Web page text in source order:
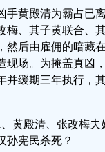
黄殿清为霸占已
梅、其子黄联合、
然后由雇佣的暗藏
现场。为掩盖真凶
并缓期三年执行，
黄殿清、张改梅夫
孙宪民杀死？